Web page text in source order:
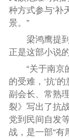
种方式参与‘补
景。”
梁鸿鹰提
正是这部小说
“关于南京
的受难，‘抗’
副会长、常熟
裂》写出了抗
党到民间自发
战，是一部“有